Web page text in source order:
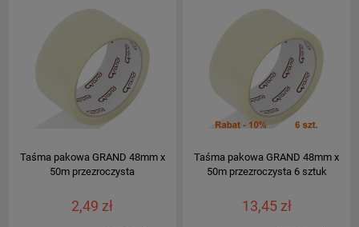
Taśma pakowa GRAND 48mm x
50m przezroczysta
2,49 zł
Taśma pakowa GRAND 48mm x
50m przezroczysta 6 sztuk
13,45 zł